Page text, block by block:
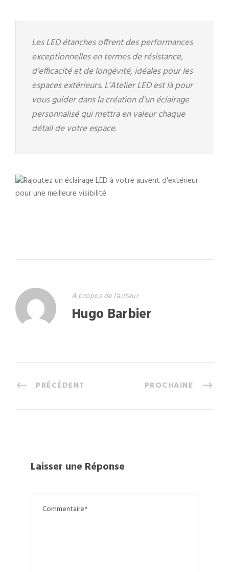
Les LED étanches offrent des performances
exceptionnelles en termes de résistance,
d’efficacité et de longévité, idéales pour les
espaces extérieurs. L’Atelier LED est là pour
vous guider dans la création d’un éclairage
personnalisé qui mettra en valeur chaque
détail de votre espace.
A propos de l'auteur
Hugo Barbier
PRÉCÉDENT PROCHAINE
Laisser une Réponse